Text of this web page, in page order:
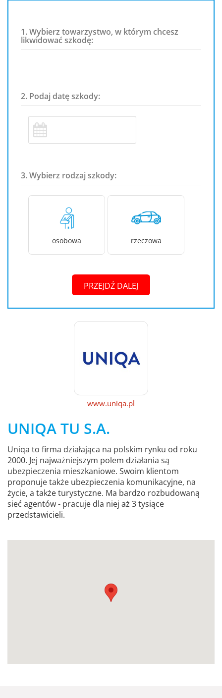
1. Wybierz towarzystwo, w którym chcesz
likwidować szkodę:
2. Podaj datę szkody:
3. Wybierz rodzaj szkody:
osobowa rzeczowa
PRZEJDŹ DALEJ
www.uniqa.pl
UNIQA TU S.A.
Uniqa to firma działająca na polskim rynku od roku
2000. Jej najważniejszym polem działania są
ubezpieczenia mieszkaniowe. Swoim klientom
proponuje także ubezpieczenia komunikacyjne, na
życie, a także turystyczne. Ma bardzo rozbudowaną
sieć agentów - pracuje dla niej aż 3 tysiące
przedstawicieli.